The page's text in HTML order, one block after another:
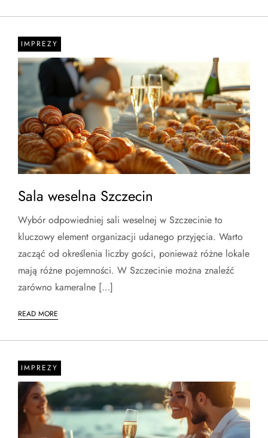
IMPREZY
Sala weselna Szczecin
Wybór odpowiedniej sali weselnej w Szczecinie to
kluczowy element organizacji udanego przyjęcia. Warto
zacząć od określenia liczby gości, ponieważ różne lokale
mają różne pojemności. W Szczecinie można znaleźć
zarówno kameralne […]
READ MORE
IMPREZY